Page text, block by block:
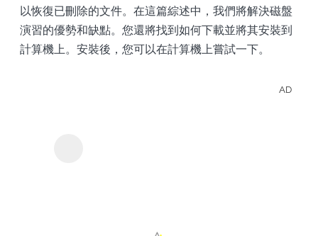
以恢復已刪除的文件。在這篇綜述中，我們將解決磁盤
演習的優勢和缺點。您還將找到如何下載並將其安裝到
計算機上。安裝後，您可以在計算機上嘗試一下。
AD